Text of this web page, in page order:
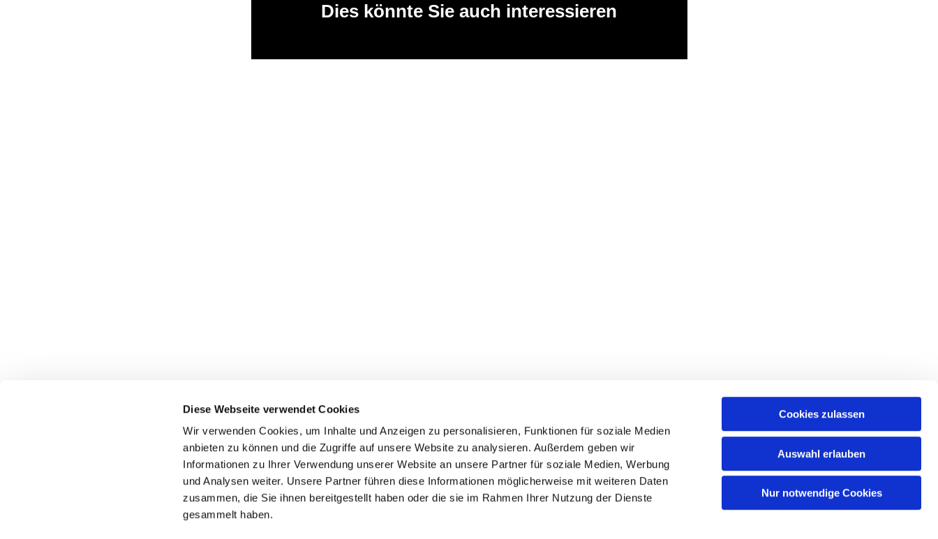
Diese Webseite verwendet Cookies
Wir verwenden Cookies, um Inhalte und Anzeigen zu personalisieren, Funktionen für soziale Medien
anbieten zu können und die Zugriffe auf unsere Website zu analysieren. Außerdem geben wir
Informationen zu Ihrer Verwendung unserer Website an unsere Partner für soziale Medien, Werbung
und Analysen weiter. Unsere Partner führen diese Informationen möglicherweise mit weiteren Daten
zusammen, die Sie ihnen bereitgestellt haben oder die sie im Rahmen Ihrer Nutzung der Dienste
gesammelt haben.
Cookies zulassen
Auswahl erlauben
Nur notwendige Cookies
Dies könnte Sie auch interessieren
Katholische Kirchengemeinde Pfarrei St. Bernhard Stralsund/Rügen/Demmin • Frankenstr. 39 • 18439 Stralsund
Hinweisgebersystem